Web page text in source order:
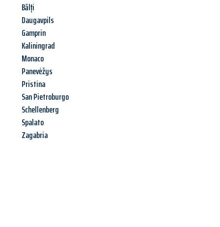
Bălți
Daugavpils
Gamprin
Kaliningrad
Monaco
Panevėžys
Pristina
San Pietroburgo
Schellenberg
Spalato
Zagabria